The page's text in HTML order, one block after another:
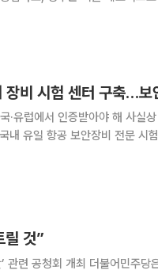
’
·유럽에서 인증받아야 해 사실
유일 항공 보안장비 전문 시
에도 크게 이
릴 것”
불어민주당은 정부가